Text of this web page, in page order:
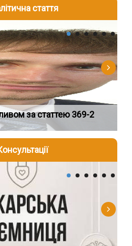
стаття
за статтею 369-2